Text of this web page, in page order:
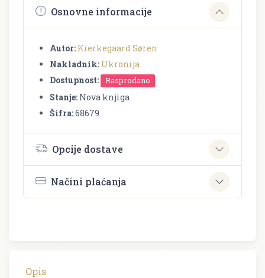
Osnovne informacije
Autor: Kierkegaard Søren
Nakladnik: Ukronija
Dostupnost:
Rasprodano
Stanje: Nova knjiga
Šifra:68679
Opcije dostave
Načini plaćanja
Opis